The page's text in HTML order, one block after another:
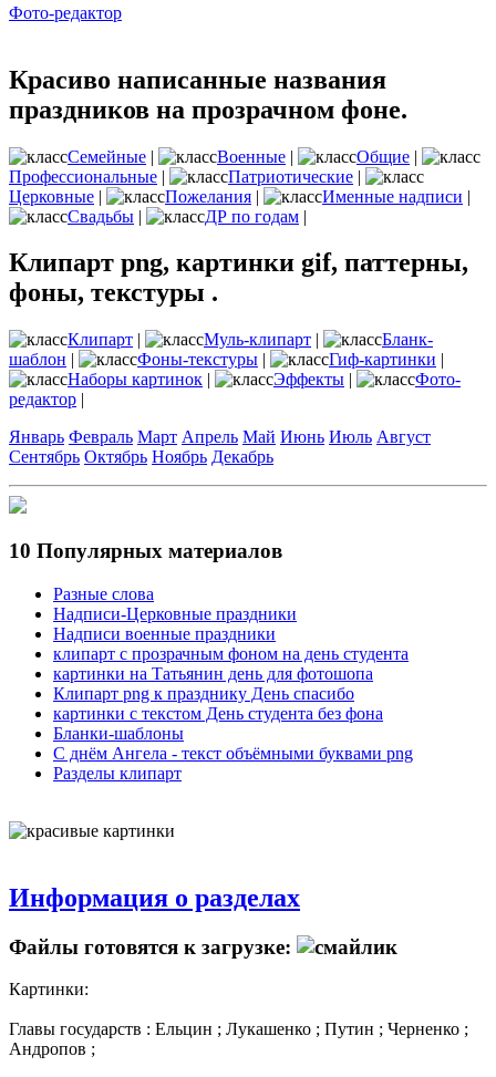
Фото-редактор
Красиво написанные названия
праздников на прозрачном фоне.
Семейные | Военные | Общие |
Профессиональные | Патриотические |
Церковные | Пожелания | Именные надписи |
Свадьбы | ДР по годам |
Клипарт png, картинки gif, паттерны,
фоны, текстуры .
Клипарт | Муль-клипарт |
Бланк-
шаблон | Фоны-текстуры | Гиф-картинки |
Наборы картинок | Эффекты |
Фото-
редактор |
Январь Февраль Март Апрель Май Июнь Июль Август
Сентябрь Октябрь Ноябрь Декабрь
10 Популярных материалов
Разные слова
Надписи-Церковные праздники
Надписи военные праздники
клипарт с прозрачным фоном на день студента
картинки на Татьянин день для фотошопа
Клипарт png к празднику День спасибо
картинки с текстом День студента без фона
Бланки-шаблоны
С днём Ангела - текст объёмными буквами png
Разделы клипарт
Информация о разделах
Файлы готовятся к загрузке:
Картинки:
Главы государств : Ельцин ; Лукашенко ; Путин ; Черненко ;
Андропов ;